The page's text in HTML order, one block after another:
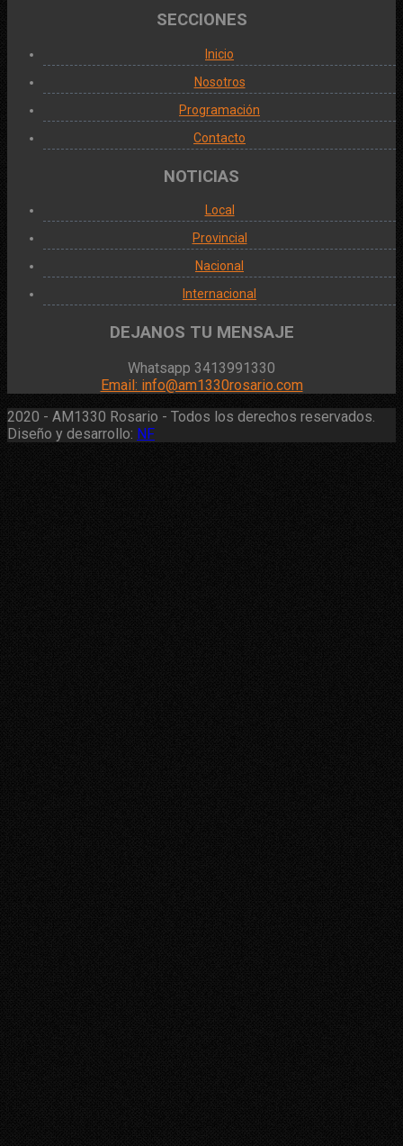
SECCIONES
Inicio
Nosotros
Programación
Contacto
NOTICIAS
Local
Provincial
Nacional
Internacional
DEJANOS TU MENSAJE
Whatsapp 3413991330
Email: info@am1330rosario.com
2020 - AM1330 Rosario - Todos los derechos reservados.
Diseño y desarrollo: NF